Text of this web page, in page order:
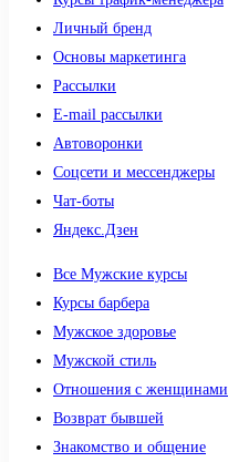
Личный бренд
Основы маркетинга
Рассылки
E-mail рассылки
Автоворонки
Соцсети и мессенджеры
Чат-боты
Яндекс.Дзен
Все Мужские курсы
Курсы барбера
Мужское здоровье
Мужской стиль
Отношения с женщинами
Возврат бывшей
Знакомство и общение